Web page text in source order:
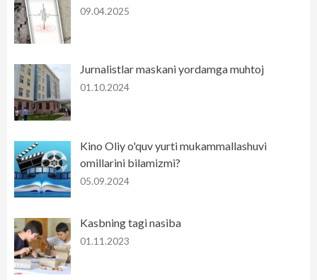
09.04.2025
Jurnalistlar maskani yordamga muhtoj
01.10.2024
Kino Oliy o'quv yurti mukammallashuvi
omillarini bilamizmi?
05.09.2024
Kasbning tagi nasiba
01.11.2023